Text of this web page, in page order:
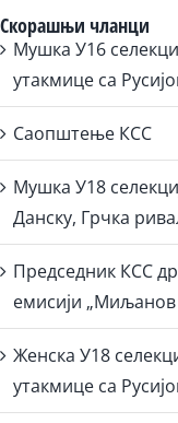
Скорашњи чланци
Мушка У16
утакмице са
Саопштење КСС
Мушка У18
Данску, Грчка
Председник КСС
емисији
Женска У18
утакмице са